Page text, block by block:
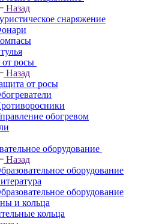
Назад
снаряжение
росы
Назад
от росы
обогревом
оборудование
Назад
оборудование
оборудование
и кольца
кольца